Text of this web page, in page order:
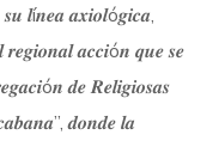
𝒍í𝒏𝒆𝒂 𝒂𝒙𝒊𝒐𝒍ó𝒈𝒊𝒄𝒂,
𝒓𝒆𝒈𝒊𝒐𝒏𝒂𝒍 𝒂𝒄𝒄𝒊ó𝒏 𝒒𝒖𝒆 𝒔𝒆
𝒅𝒆 𝑹𝒆𝒍𝒊𝒈𝒊𝒐𝒔𝒂𝒔
𝒅𝒐𝒏𝒅𝒆 𝒍𝒂